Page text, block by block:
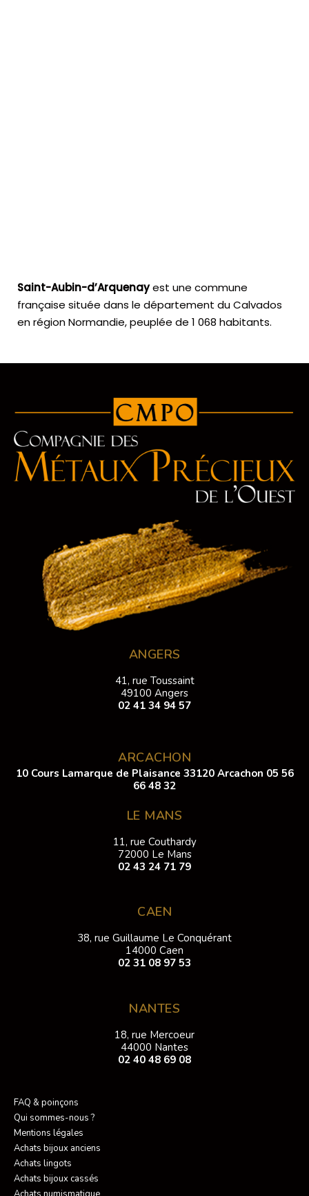
Saint-Aubin-d’Arquenayest une commune
française située dans le département du Calvados
en région Normandie, peuplée de 1 068 habitants.
ANGERS
41, rue Toussaint
49100 Angers
02 41 34 94 57
ARCACHON
10 Cours Lamarque de Plaisance 33120 Arcachon 05 56
66 48 32
LE MANS
11, rue Couthardy
72000 Le Mans
02 43 24 71 79
CAEN
38, rue Guillaume Le Conquérant
14000 Caen
02 31 08 97 53
NANTES
18, rue Mercoeur
44000 Nantes
02 40 48 69 08
FAQ & poinçons
Qui sommes-nous ?
Mentions légales
Achats bijoux anciens
Achats lingots
Achats bijoux cassés